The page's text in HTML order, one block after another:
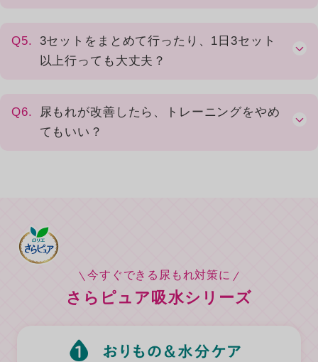
Q5.
3セットをまとめて行ったり、1日3セット
以上行っても大丈夫？
Q6.
尿もれが改善したら、トレーニングをやめ
てもいい？
今すぐできる尿もれ対策に
さらピュア吸水シリーズ